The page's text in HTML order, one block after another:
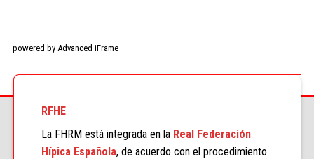
powered by Advanced iFrame
RFHE
La FHRM está integrada en la Real Federación
Hípica Española, de acuerdo con el procedimiento